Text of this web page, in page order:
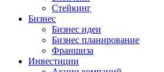
Стейкинг
Бизнес
Бизнес идеи
Бизнес планирование
Франшиза
Инвестиции